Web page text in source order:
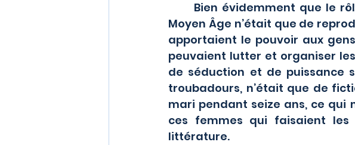
Moyen Âge n’était que de
apportaient le pouvoir aux
peuvaient lutter et organiser
de séduction et de puissance
troubadours, n’était que de
mari pendant seize ans, ce qui
ces femmes qui faisaient
littérature.